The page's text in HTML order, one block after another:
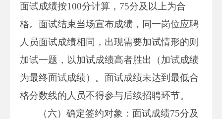
面试成绩按100分计算，75分及以上为合
格。面试结束当场宣布成绩，同一岗位应聘
人员面试成绩相同，出现需要加试情形的则
加试一题，以加试成绩高者胜出（加试成绩
为最终面试成绩）。面试成绩未达到最低合
格分数线的人员不得参与后续招聘环节。
（六）确定签约对象：面试成绩75分及